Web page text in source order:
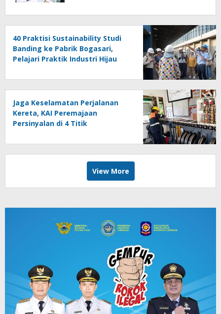
40 Praktisi Sustainability Studi
Banding ke Pabrik Bogasari,
Pelajari Praktik Industri Hijau
Jaga Keselamatan Perjalanan
Kereta, KAI Peremajaan
Persinyalan di 4 Titik
View More